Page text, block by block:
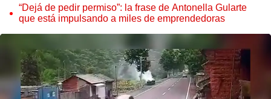
“Dejá de pedir permiso”: la frase de Antonella Gularte
que está impulsando a miles de emprendedoras